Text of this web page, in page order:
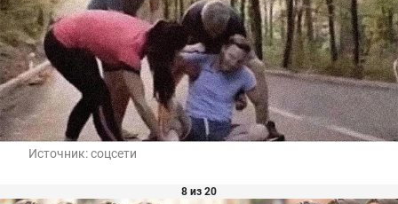
Источник:соцсети
8 из 20